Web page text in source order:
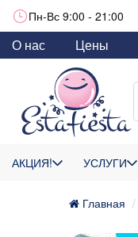
Пн-Вс 9:00 - 21:00
О нас Цены
АКЦИЯ! УСЛУГИ
Главная